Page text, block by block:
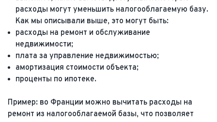
расходы могут уменьшить налогооблагаемую базу.
Как мы описывали выше, это могут быть:
расходы на ремонт и обслуживание
недвижимости;
плата за управление недвижимостью;
амортизация стоимости объекта;
проценты по ипотеке.
Пример: во Франции можно вычитать расходы на
ремонт из налогооблагаемой базы, что позволяет